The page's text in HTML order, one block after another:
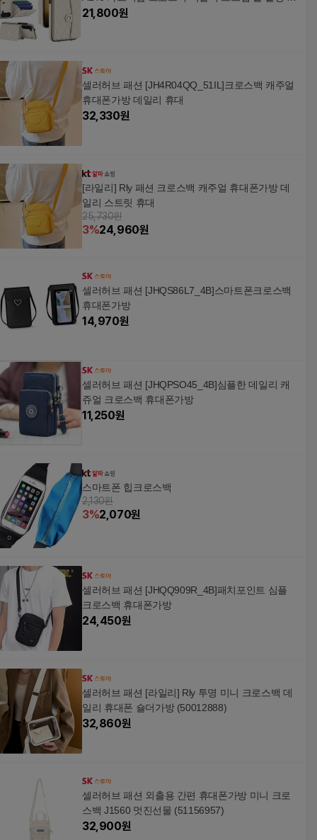
죽 핸드폰 케이스
21,800원
셀러허브 패션 [JH4R04QQ_51IL]크로스백 캐주얼
휴대폰가방 데일리 휴대
32,330원
[라일리] Rly 패션 크로스백 캐주얼 휴대폰가방 데
일리 스트릿 휴대
25,730원
3%24,960원
셀러허브 패션 [JHQS86L7_4B]스마트폰크로스백
휴대폰가방
14,970원
셀러허브 패션 [JHQPSO45_4B]심플한 데일리 캐
쥬얼 크로스백 휴대폰가방
11,250원
스마트폰 힙크로스백
2,130원
3%2,070원
셀러허브 패션 [JHQQ909R_4B]패치포인트 심플
크로스백 휴대폰가방
24,450원
셀러허브 패션 [라일리] Rly 투명 미니 크로스백 데
일리 휴대폰 숄더가방 (50012888)
32,860원
셀러허브 패션 외출용 간편 휴대폰가방 미니 크로
스백 J1560 멋진선물 (51156957)
32,900원